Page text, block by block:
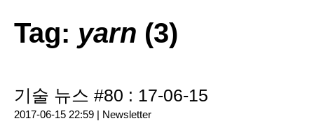
Tag: yarn (3)
기술 뉴스 #80 : 17-06-15
2017-06-15 22:59 | Newsletter